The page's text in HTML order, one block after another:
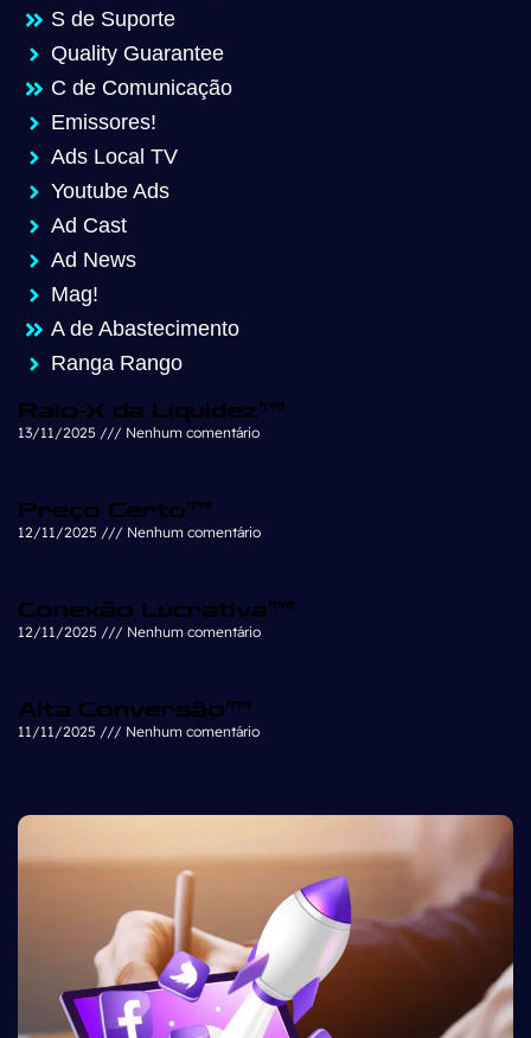
S de Suporte
Quality Guarantee
C de Comunicação
Emissores!
Ads Local TV
Youtube Ads
Ad Cast
Ad News
Mag!
A de Abastecimento
Ranga Rango
Raio-X da Liquidez™
13/11/2025 Nenhum comentário
Preço Certo™
12/11/2025 Nenhum comentário
Conexão Lucrativa™
12/11/2025 Nenhum comentário
Alta Conversão™
11/11/2025 Nenhum comentário